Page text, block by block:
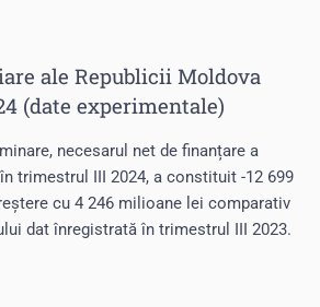
ale Republicii Moldova
(date experimentale)
necesarul net de finanțare a
trimestrul III 2024, a constituit -12 699
cu 4 246 milioane lei comparativ
dat înregistrată în trimestrul III 2023.